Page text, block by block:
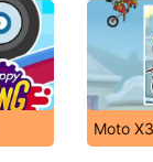
Moto